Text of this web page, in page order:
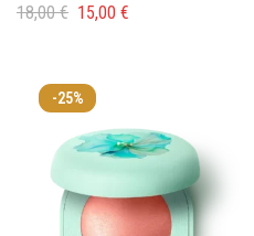
18,00€ 15,00 €
-25%